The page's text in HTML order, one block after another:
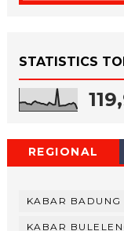
STATISTICS
REGIONAL
KABAR BADUNG
KABAR